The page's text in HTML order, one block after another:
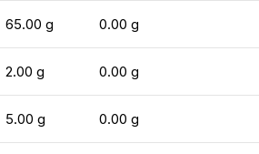
65.00 g 0.00 g
2.00 g 0.00 g
5.00 g 0.00 g